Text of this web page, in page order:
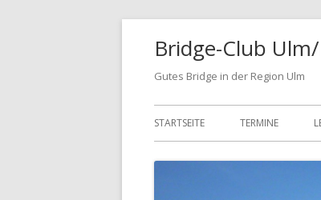
Bridge-Club
Gutes Bridge in der Region Ulm
Primäres
Menü
STARTSEITE TERMINE